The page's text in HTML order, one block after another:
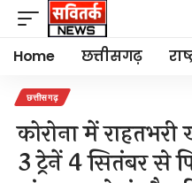
Home छत्तीसगढ़
छत्तीसगढ़
कोरोना में
3 ट्रेनें 4 सितंबर से